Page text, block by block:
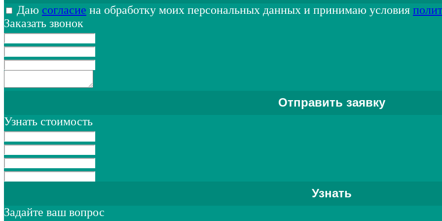
Даю согласие на обработку моих персональных данных и принимаю условия
Заказать звонок
Узнать стоимость
Задайте ваш вопрос